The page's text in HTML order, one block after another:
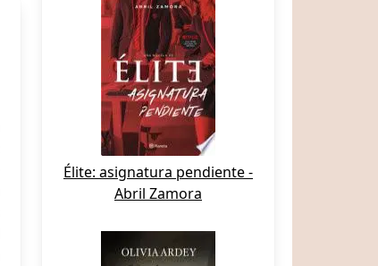
Élite: asignatura pendiente -
Abril Zamora